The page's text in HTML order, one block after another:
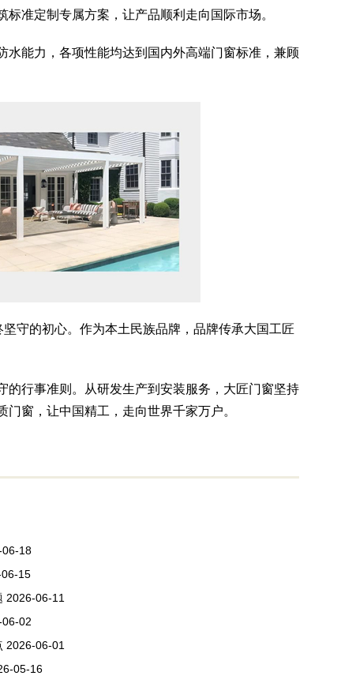
准定制专属方案，让产品顺利走向国际市场。
能力，各项性能均达到国内外高端门窗标准，兼顾
守的初心。作为本土民族品牌，品牌传承大国工匠
的行事准则。从研发生产到安装服务，大匠门窗坚持
窗，让中国精工，走向世界千家万户。
06-18
15
2026-06-11
02
2026-06-01
05-16